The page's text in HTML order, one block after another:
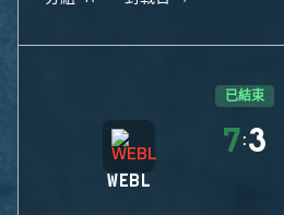
已結束
WEBL
7:3